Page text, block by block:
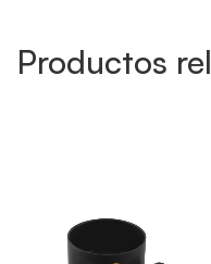
Productos